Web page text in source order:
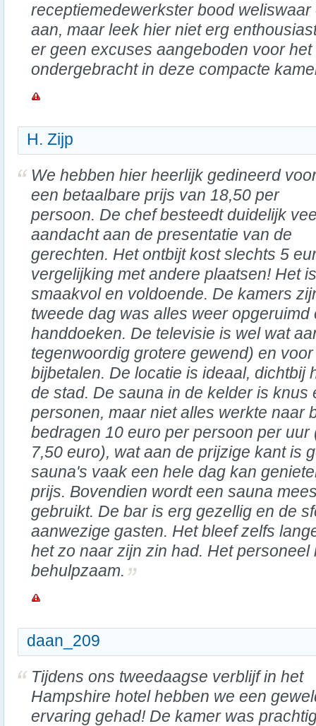
receptiemedewerkster bood
aan, maar leek hier niet erg
er geen excuses aangeboden voor
ondergebracht in deze compacte
H. Zijp
We hebben hier heerlijk gedineerd
een betaalbare prijs van 18,50 per
persoon. De chef besteedt duidelijk
aandacht aan de presentatie van de
gerechten. Het ontbijt kost slechts 5
vergelijking met andere plaatsen! Het
smaakvol en voldoende. De kamers
tweede dag was alles weer
handdoeken. De televisie is wel wat
tegenwoordig grotere gewend) en
bijbetalen. De locatie is ideaal, dichtbij
de stad. De sauna in de kelder is knus
personen, maar niet alles werkte naar
bedragen 10 euro per persoon per uur
7,50 euro), wat aan de prijzige kant is
sauna's vaak een hele dag kan
prijs. Bovendien wordt een sauna
gebruikt. De bar is erg gezellig en de
aanwezige gasten. Het bleef zelfs
het zo naar zijn zin had. Het
behulpzaam.
daan_209
Tijdens ons tweedaagse verblijf in het
Hampshire hotel hebben we een
ervaring gehad! De kamer was